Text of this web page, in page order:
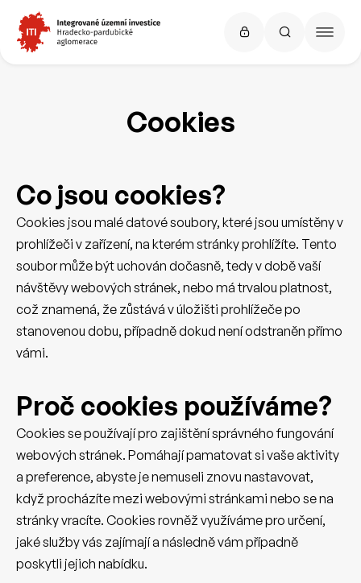
Cookies
Co jsou cookies?
Cookies jsou malé datové soubory, které jsou umístěny v
prohlížeči v zařízení, na kterém stránky prohlížíte. Tento
soubor může být uchován dočasně, tedy v době vaší
návštěvy webových stránek, nebo má trvalou platnost,
což znamená, že zůstává v úložišti prohlížeče po
stanovenou dobu, případně dokud není odstraněn přímo
vámi.
Proč cookies používáme?
Cookies se používají pro zajištění správného fungování
webových stránek. Pomáhají pamatovat si vaše aktivity
a preference, abyste je nemuseli znovu nastavovat,
když procházíte mezi webovými stránkami nebo se na
stránky vracíte. Cookies rovněž využíváme pro určení,
jaké služby vás zajímají a následně vám případně
poskytli jejich nabídku.